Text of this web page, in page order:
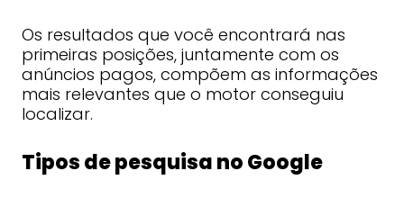
Os resultados que você encontrará nas
primeiras posições, juntamente com os
anúncios pagos, compõem as informações
mais relevantes que o motor conseguiu
localizar.
Tipos de pesquisa no Google